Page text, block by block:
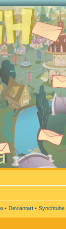
• Deviantart • Synchtube